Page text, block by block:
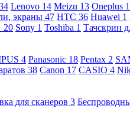
Lenovo 14 Meizu 13 Oneplus 1
экраны 47 HTC 36 Huawei 1
20 Sony 1 Toshiba 1 Тачскрин
4 Panasonic 18 Pentax 2
38 Canon 17 CASIO 4
для сканеров 3